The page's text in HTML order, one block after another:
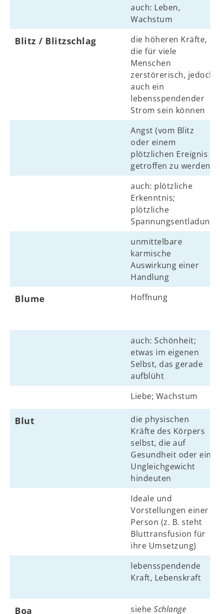
auch: Leben,
Wachstum
Blitz / Blitzschlag
die höheren Kräfte,
die für viele
Menschen
zerstörerisch, jedoch
auch ein
lebensspendender
Strom sein können
Angst (vom Blitz
oder einem
plötzlichen Ereignis
getroffen zu werden)
auch: plötzliche
Erkenntnis;
plötzliche
Spannungsentladung
unmittelbare
karmische
Auswirkung einer
Handlung
Blume Hoffnung
auch: Schönheit;
etwas im eigenen
Selbst, das gerade
aufblüht
Liebe; Wachstum
Blut
die physischen
Kräfte des Körpers
selbst, die auf
Gesundheit oder ein
Ungleichgewicht
hindeuten
Ideale und
Vorstellungen einer
Person (z. B. steht
Bluttransfusion für
ihre Umsetzung)
lebensspendende
Kraft, Lebenskraft
Boa siehe Schlange